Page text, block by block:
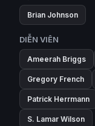
Brian Johnson
DIỄN VIÊN
Ameerah Briggs
Gregory French
Patrick Herrmann
S. Lamar Wilson